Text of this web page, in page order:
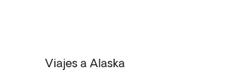
Viajes a Alaska